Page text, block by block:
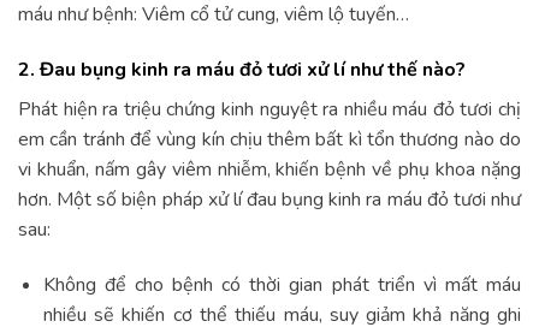
máu như bệnh: Viêm cổ tử cung, viêm lộ tuyến…
2. Đau bụng kinh ra máu đỏ tươi xử lí như thế nào?
Phát hiện ra triệu chứng kinh nguyệt ra nhiều máu đỏ tươi chị
em cần tránh để vùng kín chịu thêm bất kì tổn thương nào do
vi khuẩn, nấm gây viêm nhiễm, khiến bệnh về phụ khoa nặng
hơn. Một số biện pháp xử lí đau bụng kinh ra máu đỏ tươi như
sau:
Không để cho bệnh có thời gian phát triển vì mất máu
nhiều sẽ khiến cơ thể thiếu máu, suy giảm khả năng ghi